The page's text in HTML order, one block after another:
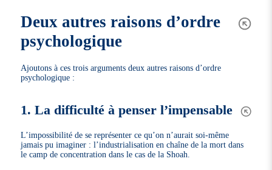
Deux autres raisons d’ordre
psychologique
Ajoutons à ces trois arguments deux autres raisons d’ordre
psychologique :
1. La difficulté à penser l’impensable
L’impossibilité de se représenter ce qu’on n’aurait soi-même
jamais pu imaginer : l’industrialisation en chaîne de la mort dans
le camp de concentration dans le cas de la Shoah.